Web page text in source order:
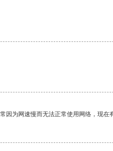
为网速慢而无法正常使用网络，现在